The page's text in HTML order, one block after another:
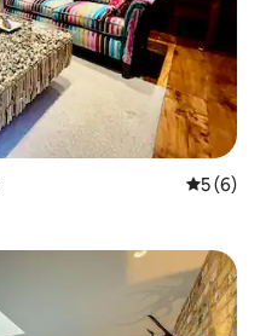
5 (6)